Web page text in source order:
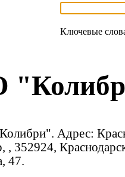
Ключевые